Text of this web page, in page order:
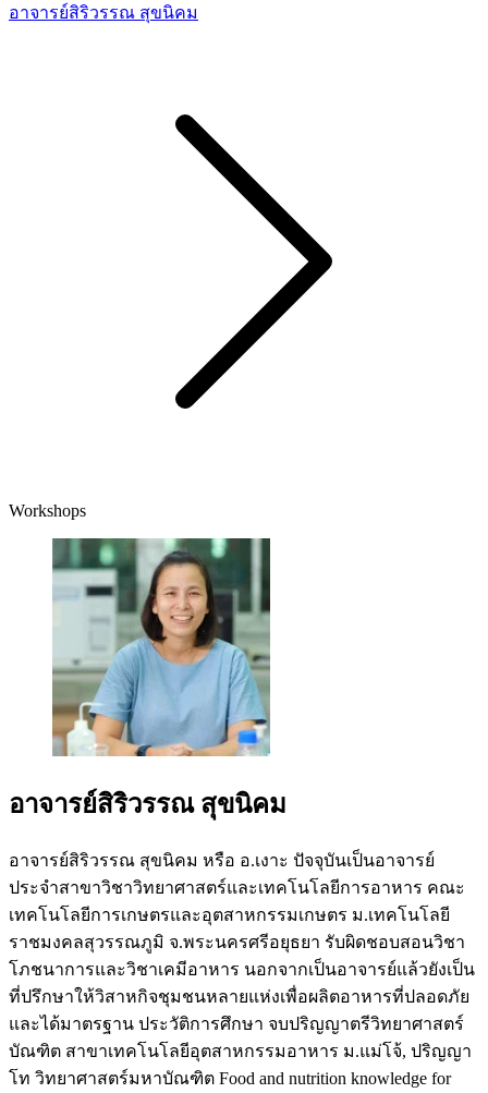
อาจารย์สิริวรรณ สุขนิคม
Workshops
อาจารย์สิริวรรณ สุขนิคม
อาจารย์สิริวรรณ สุขนิคม หรือ อ.เงาะ ปัจจุบันเป็นอาจารย์
ประจำสาขาวิชาวิทยาศาสตร์และเทคโนโลยีการอาหาร คณะ
เทคโนโลยีการเกษตรและอุตสาหกรรมเกษตร ม.เทคโนโลยี
ราชมงคลสุวรรณภูมิ จ.พระนครศรีอยุธยา รับผิดชอบสอนวิชา
โภชนาการและวิชาเคมีอาหาร นอกจากเป็นอาจารย์แล้วยังเป็น
ที่ปรึกษาให้วิสาหกิจชุมชนหลายแห่งเพื่อผลิตอาหารที่ปลอดภัย
และได้มาตรฐาน ประวัติการศึกษา จบปริญญาตรีวิทยาศาสตร์
บัณฑิต สาขาเทคโนโลยีอุตสาหกรรมอาหาร ม.แม่โจ้, ปริญญา
โท วิทยาศาสตร์มหาบัณฑิต Food and nutrition knowledge for